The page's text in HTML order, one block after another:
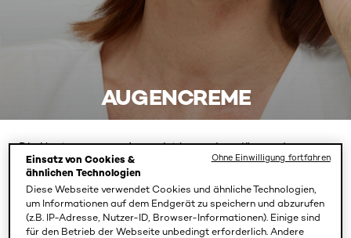
AUGENCREME
Die Haut um unsere Augen ist besonders dünn und
empfindlich. Daher bedarf sie einer ebenso besonderen
Pflege. Entdecken Sie die wirksamen und
feuchtigkeitsspendenden Augenpflegen von L’Oréal Paris.
Einsatz von Cookies &
ähnlichen Technologien
Diese Webseite verwendet Cookies und ähnliche Technologien,
um Informationen auf dem Endgerät zu speichern und abzurufen
(z.B. IP-Adresse, Nutzer-ID, Browser-Informationen). Einige sind
für den Betrieb der Webseite unbedingt erforderlich. Andere
Ohne Einwilligung fortfahren